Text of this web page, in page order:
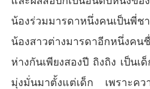
น้องร่วมมารดาหนึ่งคนเป็นพี่
น้องสาวต่างมารดาอีกหนึ่งคน
ห่างกันเพียงสองปี ถิงถิง เป็น
มุ่งมั่นมาตั้งแต่เด็ก เพราะคว